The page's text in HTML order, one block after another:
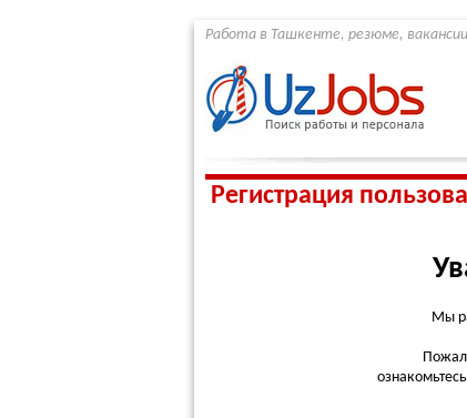
Работа в Ташкенте, резюме,
Регистрация
Мы